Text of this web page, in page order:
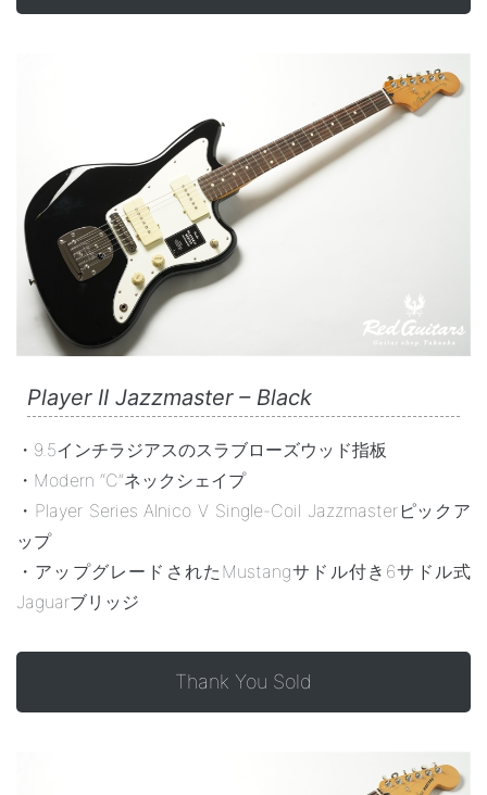
Player II Jazzmaster – Black
・9.5インチラジアスのスラブローズウッド指板
・Modern “C”ネックシェイプ
・Player Series Alnico V Single-Coil Jazzmasterピックア
ップ
・アップグレードされたMustangサドル付き6サドル式
Jaguarブリッジ
Thank You Sold